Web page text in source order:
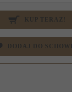
KUP TERAZ!
DODAJ DO